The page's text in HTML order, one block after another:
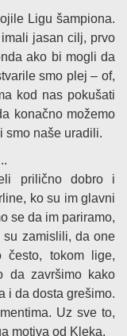
Ligu šampiona.
jasan cilj, prvo
ako bi mogli da
smo plej – of,
kod nas pokušati
konačno možemo
smo naše uradili.
prilično dobro i
ko su im glavni
se da im pariramo,
zamislili, da one
često, tokom lige,
da završimo kako
i da dosta grešimo.
Uz sve to,
motiva od Kleka.